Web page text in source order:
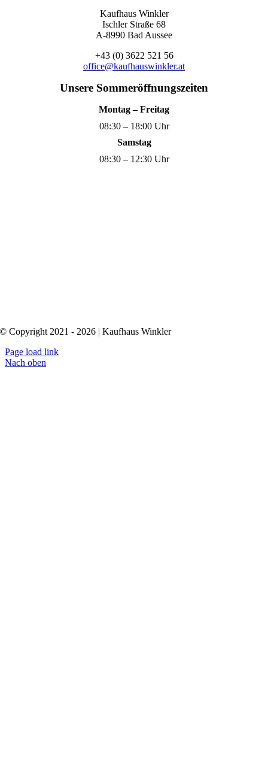
Kaufhaus Winkler
Ischler Straße 68
A-8990 Bad Aussee
+43 (0) 3622 521 56
office@kaufhauswinkler.at
Unsere Sommeröffnungszeiten
Montag – Freitag
08:30 – 18:00 Uhr
Samstag
08:30 – 12:30 Uhr
© Copyright 2021 - 2026 | Kaufhaus Winkler
Page load link
Nach oben